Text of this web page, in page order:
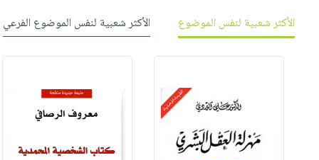
الأكثر شعبية لنفس الموضوع الأكثر شعبية لنفس الموضوع الفرعي